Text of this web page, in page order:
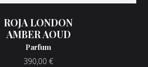
ROJA LONDON
AMBER AOUD
Parfum
390,00 €